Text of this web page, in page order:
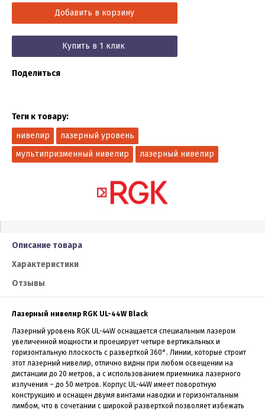
Добавить в корзину
Купить в 1 клик
Поделиться
Теги к товару:
нивелир
лазерный уровень
мультипризменный нивелир
лазерный нивелир
Описание товара
Характеристики
Отзывы
Лазерный нивелир RGK UL-44W Black
Лазерный уровень RGK UL-44W оснащается специальным лазером
увеличенной мощности и проецирует четыре вертикальных и
горизонтальную плоскость с разверткой 360°. Линии, которые строит
этот лазерный нивелир, отлично видны при любом освещении на
дистанции до 20 метров, а с использованием приемника лазерного
излучения – до 50 метров. Корпус UL-44W имеет поворотную
конструкцию и оснащен двумя винтами наводки и горизонтальным
лимбом, что в сочетании с широкой разверткой позволяет избежать